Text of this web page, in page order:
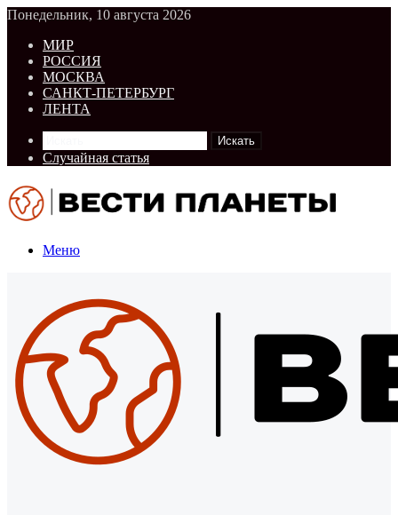
Понедельник, 10 августа 2026
МИР
РОССИЯ
МОСКВА
САНКТ-ПЕТЕРБУРГ
ЛЕНТА
Искать
Случайная статья
Меню